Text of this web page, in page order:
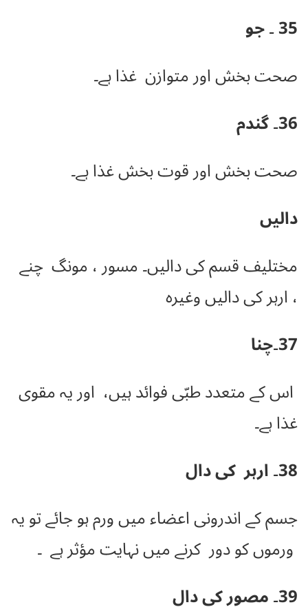
35 ۔ جو
صحت بخش اور متوازن غذا ہے۔
36۔ گندم
صحت بخش اور قوت بخش غذا ہے۔
دالیں
مختلیف قسم کی دالیں۔ مسور ، مونگ چنے
، ارہر کی دالیں وغیرہ
37۔چنا
اس کے متعدد طبّی فوائد ہیں، اور یہ مقوی
غذا ہے۔
38۔ ارہر کی دال
جسم کے اندرونی اعضاء میں ورم ہو جائے تو یہ
ورموں کو دور کرنے میں نہایت مؤثر ہے ۔
39۔ مصور کی دال